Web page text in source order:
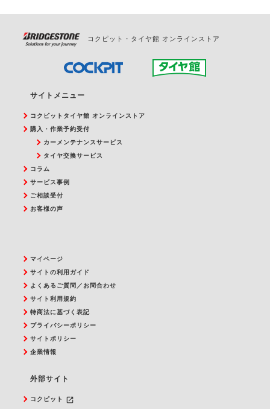
コクピット・タイヤ館 オンラインストア
サイトメニュー
コクピットタイヤ館 オンラインストア
購入・作業予約受付
カーメンテナンスサービス
タイヤ交換サービス
コラム
サービス事例
ご相談受付
お客様の声
マイページ
サイトの利用ガイド
よくあるご質問／お問合わせ
サイト利用規約
特商法に基づく表記
プライバシーポリシー
サイトポリシー
企業情報
外部サイト
コクピット
launch